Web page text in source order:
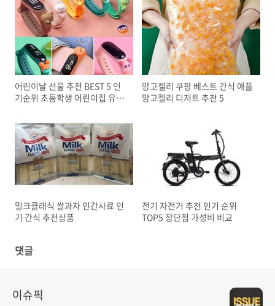
어린이날 선물 추천 BEST 5 인
기순위 초등학생 어린이집 유치
망고젤리 쿠팡 베스트 간식 애플
망고젤리 디저트 추천 5
밀크클래식 쌀과자 인간사료 인
기 간식 추천상품
전기 자전거 추천 인기 순위
TOP5 장단점 가성비 비교
댓글
이슈픽